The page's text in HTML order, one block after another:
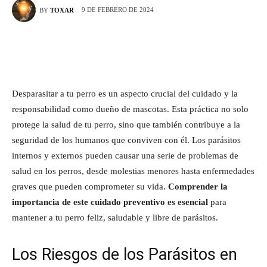
BY TOXAR 9 DE FEBRERO DE 2024
Desparasitar a tu perro es un aspecto crucial del cuidado y la
responsabilidad como dueño de mascotas. Esta práctica no solo
protege la salud de tu perro, sino que también contribuye a la
seguridad de los humanos que conviven con él. Los parásitos
internos y externos pueden causar una serie de problemas de
salud en los perros, desde molestias menores hasta enfermedades
graves que pueden comprometer su vida. Comprender la
importancia de este cuidado preventivo es esencial para
mantener a tu perro feliz, saludable y libre de parásitos.
Los Riesgos de los Parásitos en